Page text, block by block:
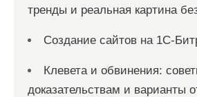
тренды и реальная картина
Создание сайтов на 1С-
Клевета и обвинения:
доказательствам и варианты